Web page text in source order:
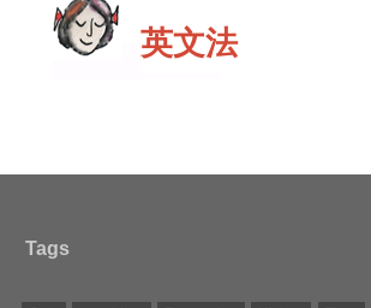
英文法
Tags